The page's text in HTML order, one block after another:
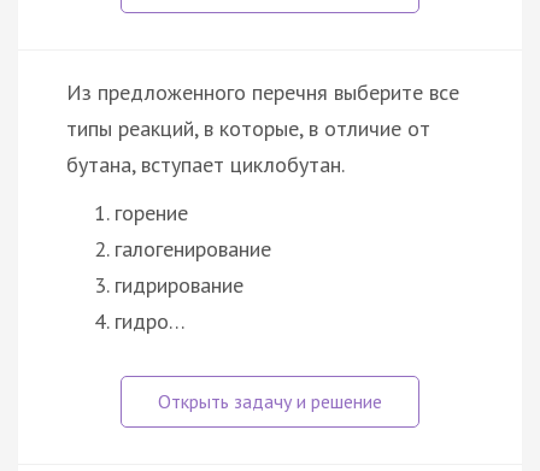
Из предложенного перечня выберите все
типы реакций, в которые, в отличие от
бутана, вступает циклобутан.
горение
галогенирование
гидрирование
гидро…